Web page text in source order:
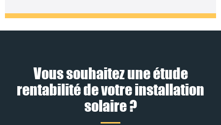
Vous souhaitez une étude
rentabilité de votre installation
solaire ?